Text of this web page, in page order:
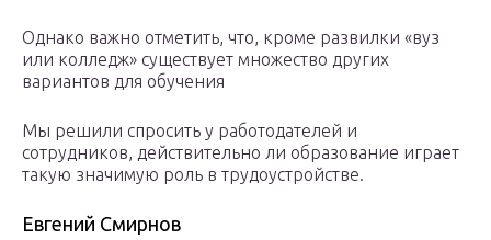
Однако важно отметить, что, кроме развилки «вуз
или колледж» существует множество других
вариантов для обучения
Мы решили спросить у работодателей и
сотрудников, действительно ли образование играет
такую значимую роль в трудоустройстве.
Евгений Смирнов